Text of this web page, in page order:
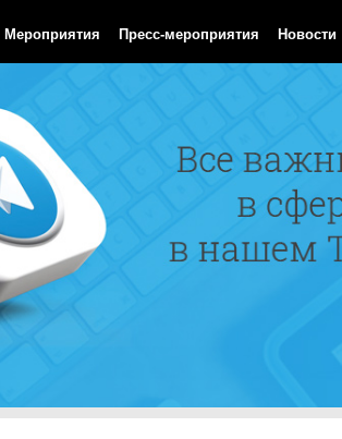
Мероприятия Пресс-мероприятия Новости